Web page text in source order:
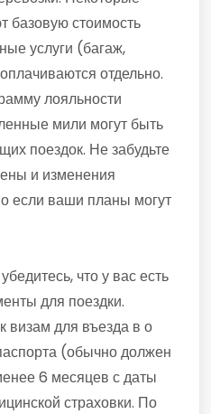
базовую стоимость
услуги (багаж,
отдельно.
лояльности
мили могут быть
поездок. Не забудьте
и изменения
если ваши планы могут
что у вас есть
для поездки.
визам для въезда в о
(обычно должен
6 месяцев с даты
страховки. По